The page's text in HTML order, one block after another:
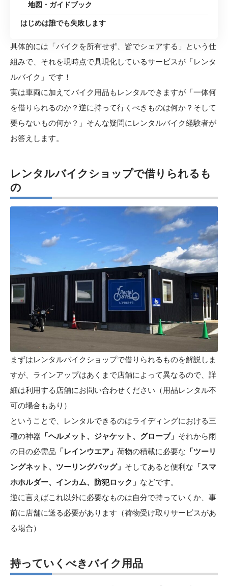
地図・ガイドブック
はじめは誰でも失敗します
具体的には「バイクを所有せず、皆でシェアする」という仕
組みで、それを現時点で具現化しているサービスが「レンタ
ルバイク」です！
実は車両に加えてバイク用品もレンタルできますが「一体何
を借りられるのか？逆に持って行くべきものは何か？そして
要らないもの何か？」そんな疑問にレンタルバイク経験者が
お答えします。
レンタルバイクショップで借りられるも
の
まずはレンタルバイクショップで借りられるものを解説しま
すが、ラインアップはあくまで店舗によって異なるので、詳
細は利用する店舗にお問い合わせください（用品レンタル不
可の場合もあり）
ということで、レンタルできるのはライディングにおける三
種の神器 「ヘルメット、ジャケット、グローブ」 それから雨
の日の必需品 「レインウエア」 荷物の積載に必要な 「ツーリ
ングネット、ツーリングバッグ」 そしてあると便利な 「スマ
ホホルダー、インカム、防犯ロック」 などです。
逆に言えばこれ以外に必要なものは自分で持っていくか、事
前に店舗に送る必要があります（荷物受け取りサービスがあ
る場合）
持っていくべきバイク用品